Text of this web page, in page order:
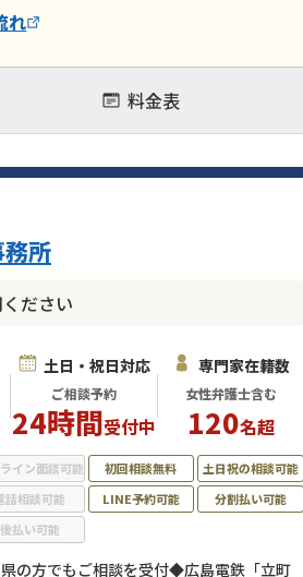
れ
料金表
ださい
所
土日・祝日対応
ご相談予約
24時間受付中
専門家在籍数
女性弁護士含む
120名超
の方でもご相談を受付◆広島電鉄「立町
イン面談可能 初回相談無料
土日祝の相談可能
話相談可能 LINE予約可能
分割払い可能
後払い可能